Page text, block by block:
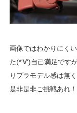
画像ではわかりにく
た(*‘∀‘)自己満足です
りプラモデル感は無
是非是非ご挑戦あれ！